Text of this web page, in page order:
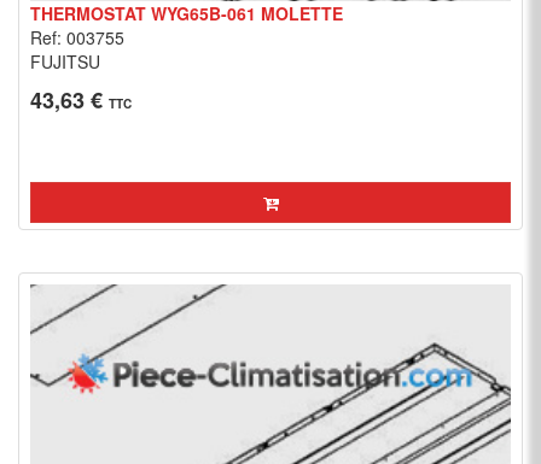
THERMOSTAT WYG65B-061 MOLETTE
Ref: 003755
FUJITSU
43,63 € TTC